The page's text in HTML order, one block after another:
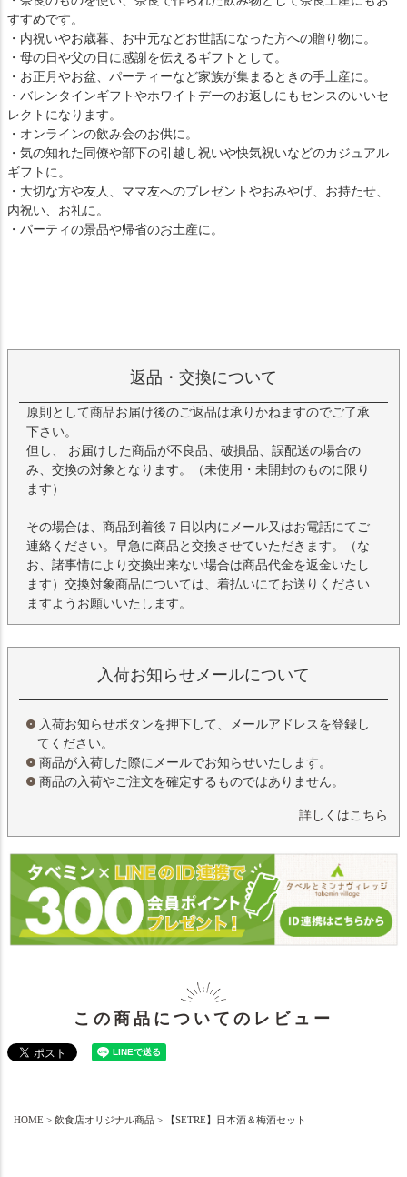
すすめです。
・内祝いやお歳暮、お中元などお世話になった方への贈り物に。
・母の日や父の日に感謝を伝えるギフトとして。
・お正月やお盆、パーティーなど家族が集まるときの手土産に。
・バレンタインギフトやホワイトデーのお返しにもセンスのいいセ
レクトになります。
・オンラインの飲み会のお供に。
・気の知れた同僚や部下の引越し祝いや快気祝いなどのカジュアル
ギフトに。
・大切な方や友人、ママ友へのプレゼントやおみやげ、お持たせ、
内祝い、お礼に。
・パーティの景品や帰省のお土産に。
返品・交換について
原則として商品お届け後のご返品は承りかねますのでご了承
下さい。
但し、 お届けした商品が不良品、破損品、誤配送の場合の
み、交換の対象となります。（未使用・未開封のものに限り
ます）
その場合は、商品到着後７日以内にメール又はお電話にてご
連絡ください。早急に商品と交換させていただきます。（な
お、諸事情により交換出来ない場合は商品代金を返金いたし
ます）交換対象商品については、着払いにてお送りください
ますようお願いいたします。
入荷お知らせメールについて
入荷お知らせボタンを押下して、メールアドレスを登録し
てください。
商品が入荷した際にメールでお知らせいたします。
商品の入荷やご注文を確定するものではありません。
詳しくはこちら
この商品についてのレビュー
HOME 飲食店オリジナル商品 【SETRE】日本酒＆梅酒セット